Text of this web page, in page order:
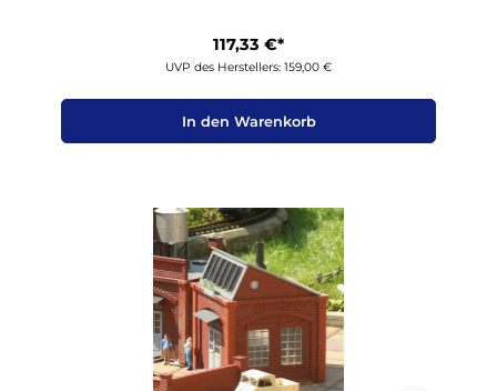
117,33 €*
UVP des Herstellers: 159,00 €
In den Warenkorb